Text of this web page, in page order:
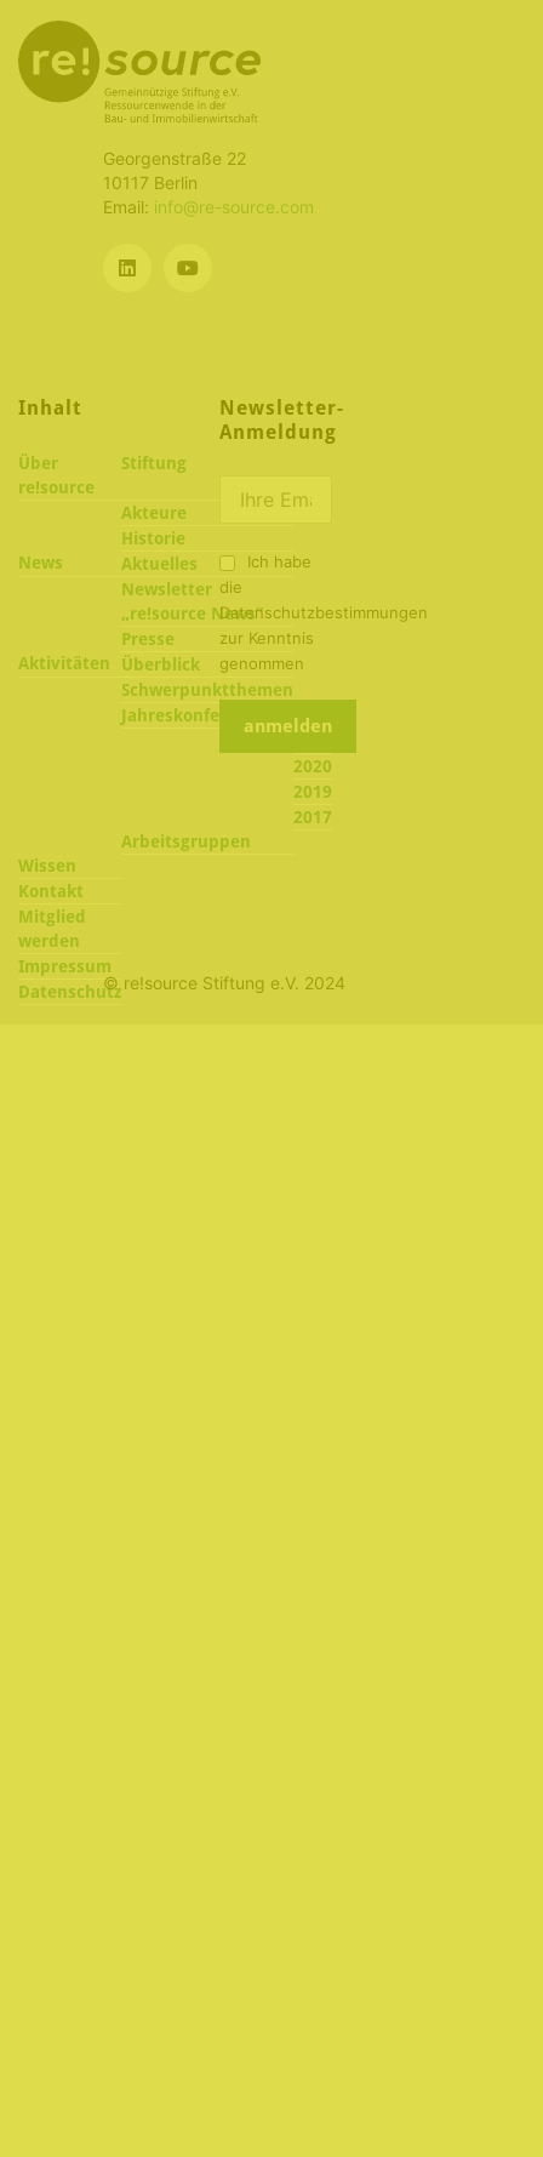
Georgenstraße 22
10117 Berlin
Email: info@re-source.com
Inhalt
Über
re!source
Stiftung
Akteure
Historie
News
Aktuelles
Newsletter
„re!source News“
Presse
Aktivitäten
Überblick
Schwerpunktthemen
Jahreskonferenzen
2022
2020
2019
2017
Arbeitsgruppen
Wissen
Kontakt
Mitglied
werden
Impressum
Datenschutz
Newsletter-
Anmeldung
Ich habe
die
Datenschutzbestimmungen
zur Kenntnis
genommen
© re!source Stiftung e.V. 2024